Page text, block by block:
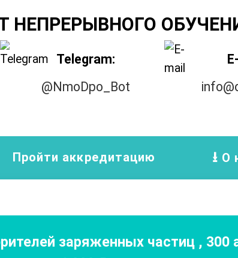
НЕПРЕРЫВНОГО
Telegram:
@NmoDpo_Bot
Пройти аккредитацию О
заряженных частиц , 300